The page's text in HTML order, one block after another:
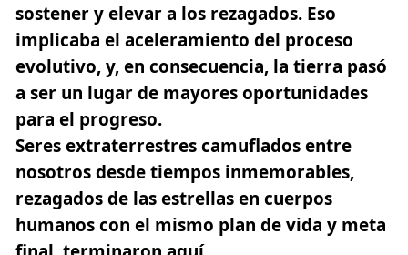
sostener y elevar a los rezagados. Eso
implicaba el aceleramiento del proceso
evolutivo, y, en consecuencia, la tierra pasó
a ser un lugar de mayores oportunidades
para el progreso.
Seres extraterrestres camuflados entre
nosotros desde tiempos inmemorables,
rezagados de las estrellas en cuerpos
humanos con el mismo plan de vida y meta